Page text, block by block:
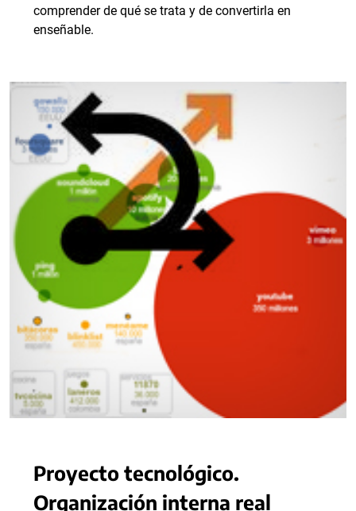
comprender de qué se trata y de convertirla en
enseñable.
Proyecto tecnológico.
Organización interna real